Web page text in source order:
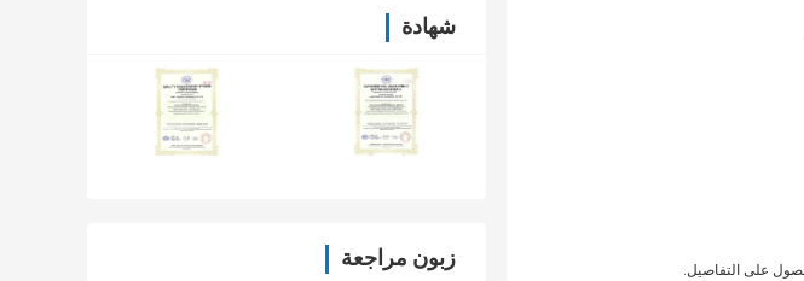
شهادة
زبون مراجعة
على التفاصيل.